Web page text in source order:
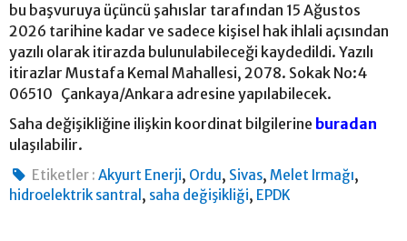
bu başvuruya üçüncü şahıslar tarafından 15 Ağustos
2026 tarihine kadar ve sadece kişisel hak ihlali açısından
yazılı olarak itirazda bulunulabileceği kaydedildi. Yazılı
itirazlar Mustafa Kemal Mahallesi, 2078. Sokak No:4
06510 Çankaya/Ankara adresine yapılabilecek.
Saha değişikliğine ilişkin koordinat bilgilerine buradan
ulaşılabilir.
Etiketler : Akyurt Enerji, Ordu, Sivas,Melet Irmağı,
hidroelektrik santral , saha değişikliği, EPDK